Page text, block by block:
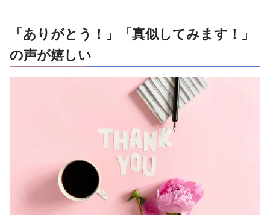
「ありがとう！」「真似してみます！」
の声が嬉しい